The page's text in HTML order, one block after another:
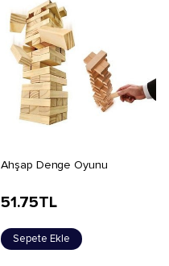
Ahşap Denge Oyunu
51.75TL
Sepete Ekle